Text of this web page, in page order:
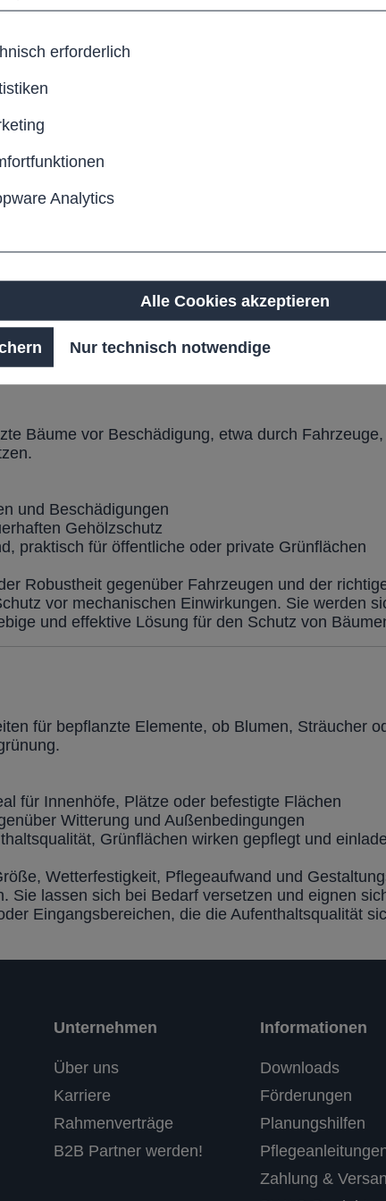
Wege, Wohnanlagen oder Firmenbereiche. So
im Freien oder in
unterschiedliche Raum- und Platzverhältnisse
im Außenbereich
tägliche Nutzung
viele Wohn- oder Gemeinschaftsanlagen
Stabilität und Befestigungsmöglichkeit.
Wir beraten zur passenden Ausführung und
langlebige und praktische Lösung für die
Bäume vor Beschädigung, etwa durch
und Beschädigungen
Gehölzschutz
praktisch für öffentliche oder private Grünflächen
Robustheit gegenüber Fahrzeugen und der
vor mechanischen Einwirkungen. Sie werden
und effektive Lösung für den Schutz von
für bepflanzte Elemente, ob Blumen, Sträucher
für Innenhöfe, Plätze oder befestigte Flächen
Witterung und Außenbedingungen
Grünflächen wirken gepflegt und
Wetterfestigkeit, Pflegeaufwand und
Sie lassen sich bei Bedarf versetzen und eignen
Eingangsbereichen, die die Aufenthaltsqualität
Unternehmen
Über uns
Karriere
Rahmenverträge
B2B Partner werden!
Informationen
Downloads
Förderungen
Planungshilfen
Zahlung &
erforderlich
Analytics
Alle Cookies akzeptieren
Nur technisch notwendige